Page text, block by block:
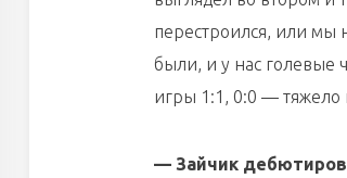
перестроился, или мы
были, и у нас голевые
игры 1:1, 0:0 — тяжело
— Зайчик